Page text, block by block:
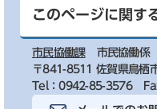
このページに関す
市民協働課
市民協働係
〒841-8511 佐賀県鳥栖
Tel：0942-85-3576